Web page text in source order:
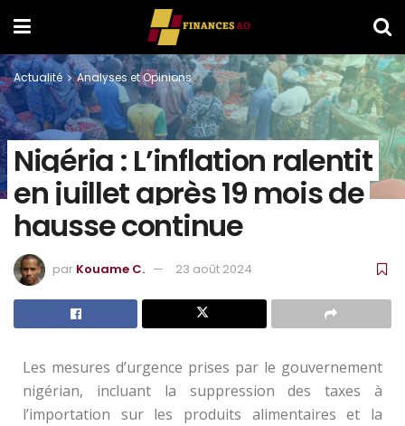
Actualité Analyses et Opinions
Nigéria : L’inflation ralentit
en juillet après 19 mois de
hausse continue
par Kouame C. 23 août 2024
Les mesures d’urgence prises par le gouvernement
nigérian, incluant la suppression des taxes à
l’importation sur les produits alimentaires et la